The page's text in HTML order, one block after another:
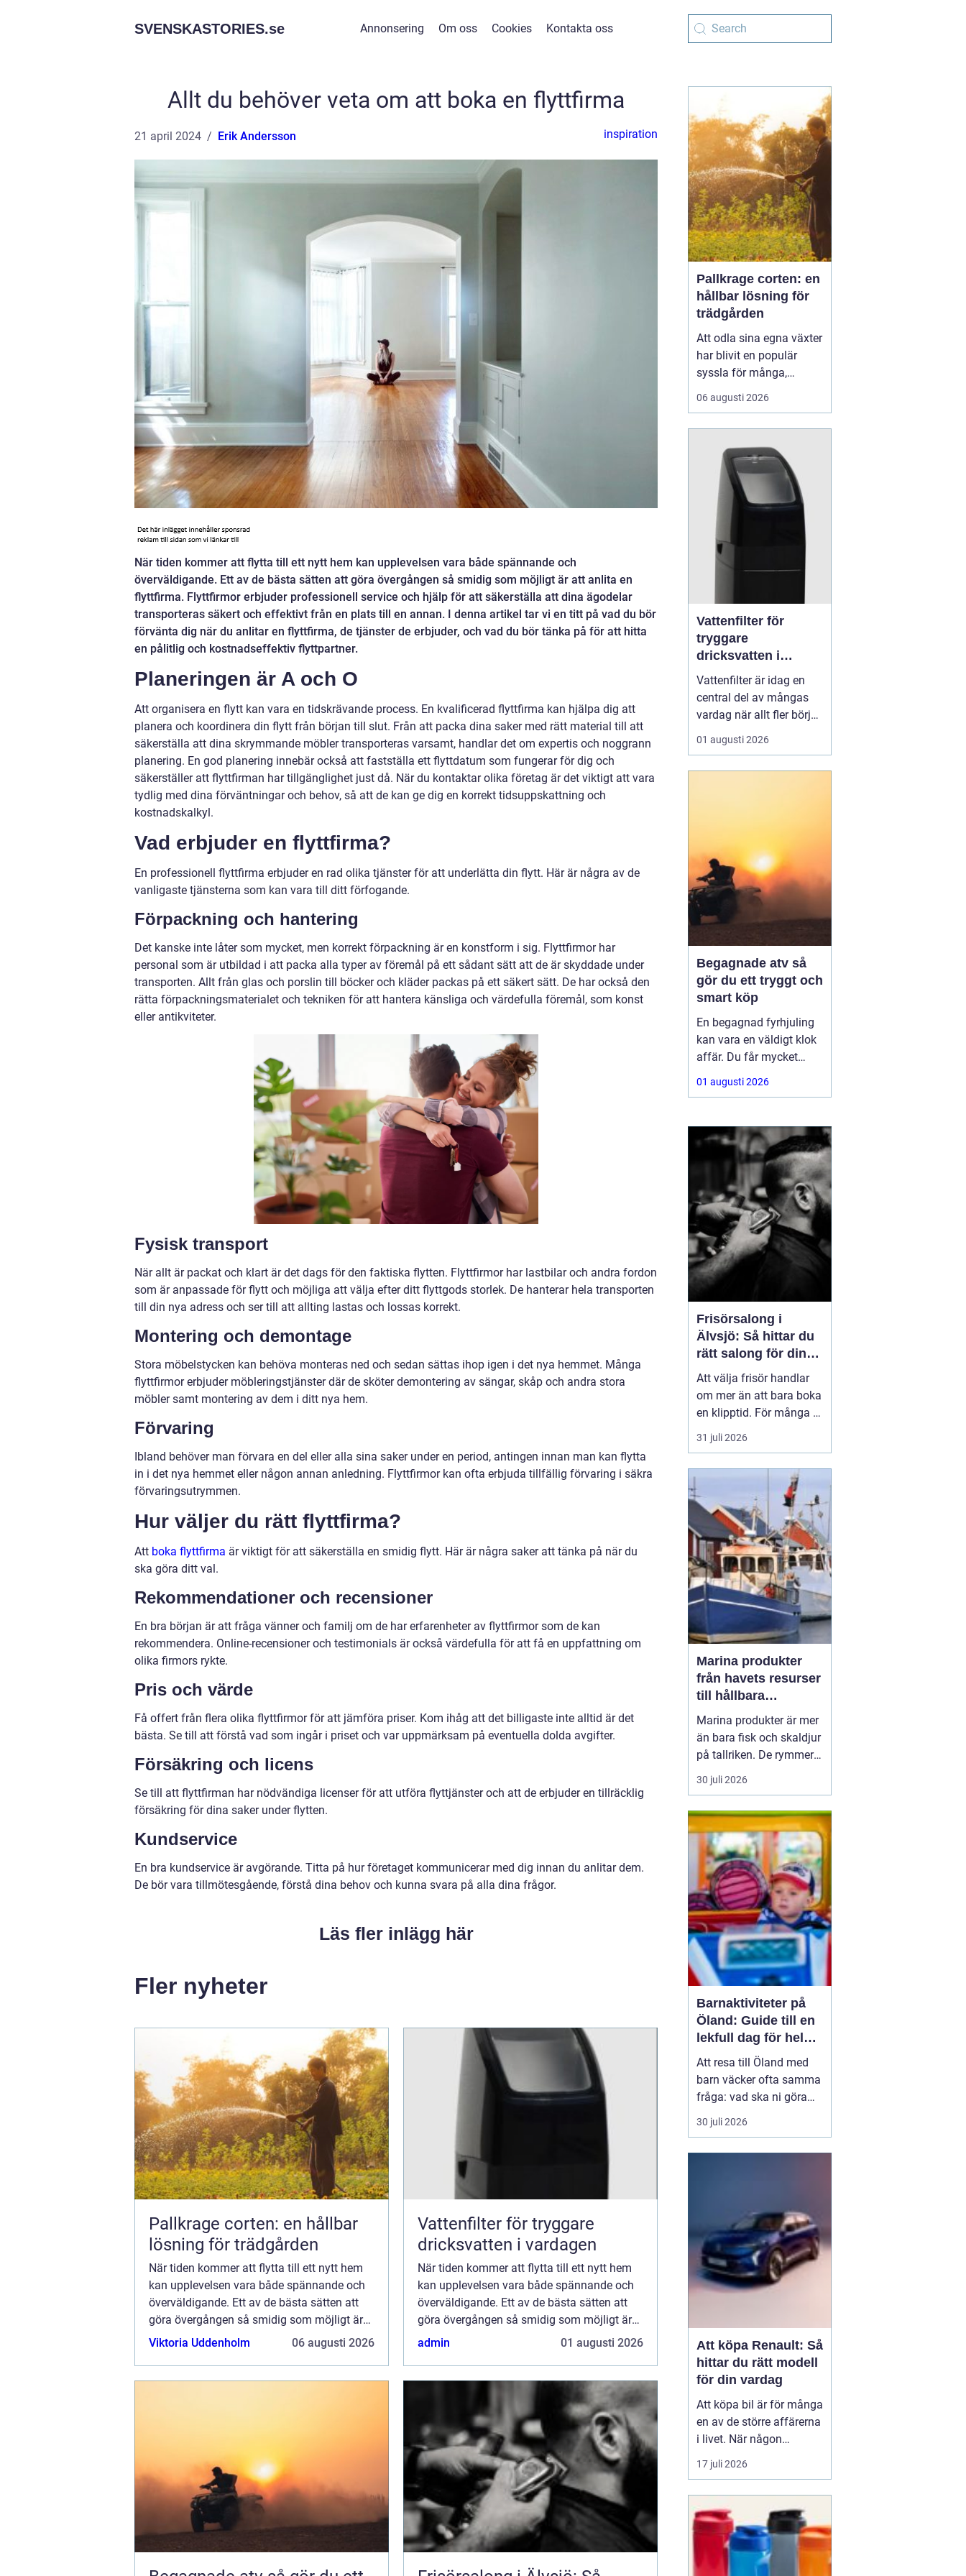
SVENSKASTORIES.se Annonsering Om oss Cookies Kontakta oss
Allt du behöver veta om att boka en flyttfirma
21 april 2024 Erik Andersson inspiration
När tiden kommer att flytta till ett nytt hem kan upplevelsen vara både spännande och
överväldigande. Ett av de bästa sätten att göra övergången så smidig som möjligt är att anlita en
flyttfirma. Flyttfirmor erbjuder professionell service och hjälp för att säkerställa att dina ägodelar
transporteras säkert och effektivt från en plats till en annan. I denna artikel tar vi en titt på vad du bör
förvänta dig när du anlitar en flyttfirma, de tjänster de erbjuder, och vad du bör tänka på för att hitta
en pålitlig och kostnadseffektiv flyttpartner.
Planeringen är A och O
Att organisera en flytt kan vara en tidskrävande process. En kvalificerad flyttfirma kan hjälpa dig att
planera och koordinera din flytt från början till slut. Från att packa dina saker med rätt material till att
säkerställa att dina skrymmande möbler transporteras varsamt, handlar det om expertis och noggrann
planering. En god planering innebär också att fastställa ett flyttdatum som fungerar för dig och
säkerställer att flyttfirman har tillgänglighet just då. När du kontaktar olika företag är det viktigt att vara
tydlig med dina förväntningar och behov, så att de kan ge dig en korrekt tidsuppskattning och
kostnadskalkyl.
Vad erbjuder en flyttfirma?
En professionell flyttfirma erbjuder en rad olika tjänster för att underlätta din flytt. Här är några av de
vanligaste tjänsterna som kan vara till ditt förfogande.
Förpackning och hantering
Det kanske inte låter som mycket, men korrekt förpackning är en konstform i sig. Flyttfirmor har
personal som är utbildad i att packa alla typer av föremål på ett sådant sätt att de är skyddade under
transporten. Allt från glas och porslin till böcker och kläder packas på ett säkert sätt. De har också den
rätta förpackningsmaterialet och tekniken för att hantera känsliga och värdefulla föremål, som konst
eller antikviteter.
Fysisk transport
När allt är packat och klart är det dags för den faktiska flytten. Flyttfirmor har lastbilar och andra fordon
som är anpassade för flytt och möjliga att välja efter ditt flyttgods storlek. De hanterar hela transporten
till din nya adress och ser till att allting lastas och lossas korrekt.
Montering och demontage
Stora möbelstycken kan behöva monteras ned och sedan sättas ihop igen i det nya hemmet. Många
flyttfirmor erbjuder möbleringstjänster där de sköter demontering av sängar, skåp och andra stora
möbler samt montering av dem i ditt nya hem.
Förvaring
Ibland behöver man förvara en del eller alla sina saker under en period, antingen innan man kan flytta
in i det nya hemmet eller någon annan anledning. Flyttfirmor kan ofta erbjuda tillfällig förvaring i säkra
förvaringsutrymmen.
Hur väljer du rätt flyttfirma?
Att boka flyttfirma är viktigt för att säkerställa en smidig flytt. Här är några saker att tänka på när du
ska göra ditt val.
Rekommendationer och recensioner
En bra början är att fråga vänner och familj om de har erfarenheter av flyttfirmor som de kan
rekommendera. Online-recensioner och testimonials är också värdefulla för att få en uppfattning om
olika firmors rykte.
Pris och värde
Få offert från flera olika flyttfirmor för att jämföra priser. Kom ihåg att det billigaste inte alltid är det
bästa. Se till att förstå vad som ingår i priset och var uppmärksam på eventuella dolda avgifter.
Försäkring och licens
Se till att flyttfirman har nödvändiga licenser för att utföra flyttjänster och att de erbjuder en tillräcklig
försäkring för dina saker under flytten.
Kundservice
En bra kundservice är avgörande. Titta på hur företaget kommunicerar med dig innan du anlitar dem.
De bör vara tillmötesgående, förstå dina behov och kunna svara på alla dina frågor.
Läs fler inlägg här
Fler nyheter
Pallkrage corten: en hållbar
lösning för trädgården
När tiden kommer att flytta till ett nytt hem
kan upplevelsen vara både spännande och
överväldigande. Ett av de bästa sätten att
göra övergången så smidig som möjligt är
att anlita e...
Viktoria Uddenholm 06 augusti 2026
Vattenfilter för tryggare
dricksvatten i vardagen
När tiden kommer att flytta till ett nytt hem
kan upplevelsen vara både spännande och
överväldigande. Ett av de bästa sätten att
göra övergången så smidig som möjligt är
att anlita e...
admin 01 augusti 2026
Pallkrage corten: en
hållbar lösning för
trädgården
Att odla sina egna växter
har blivit en populär
syssla för många,
oavsett om det handlar
om att ha en prunkande
balkongträdgård i stan.
En av de mest effektiva
och este...
06 augusti 2026
Vattenfilter för
tryggare
dricksvatten i
vardagen
Vattenfilter är idag en
central del av mångas
vardag när allt fler börjar
fundera på kvaliteten på
vattnet som kommer ur
hårt vat...
01 augusti 2026
Begagnade atv så
gör du ett tryggt och
smart köp
En begagnad fyrhjuling
kan vara en väldigt klok
affär. Du får mycket
funktion för pengarna
och slipper den största
ofta kommer direkt när
en maskin är ny.
Samtidigt kräver ett
andrahandsköp mer
eftertanke. Den som vill
köpa
01 augusti 2026
Frisörsalong i
Älvsjö: Så hittar du
rätt salong för din
stil och vardag
Att välja frisör handlar
om mer än att bara boka
en klipptid. För många är
frisörbesöket en paus i
vardagen, en chans att
känna sig mer som sig
själv. I Älvsjö fi...
31 juli 2026
Marina produkter
från havets resurser
till hållbara
upplevelser
Marina produkter är mer
än bara fisk och skaldjur
på tallriken. De rymmer
allt från mat och hälsa
till friluftsliv, kultur och
områden spelar havet en
central roll för både
ekonomi och livskvalitet.
När fler söker sig mot
nat...
30 juli 2026
Barnaktiviteter på
Öland: Guide till en
lekfull dag för hela
familjen
Att resa till Öland med
barn väcker ofta samma
fråga: vad ska ni göra
för att alla ska trivas,
oavsett ålder och
30 juli 2026
Att köpa Renault: Så
hittar du rätt modell
för din vardag
Att köpa bil är för många
en av de större affärerna
i livet. När någon
funderar på att köpa
Renault Skåne
17 juli 2026